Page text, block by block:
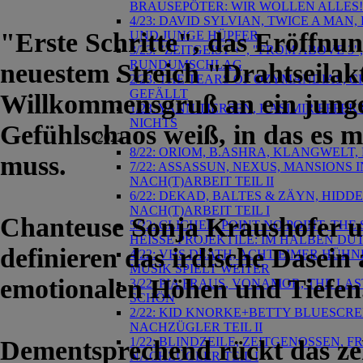
BRAUSEPÖTER: WIR WOLLEN ALLES!
4/23: DAVID SYLVIAN, TWICE A MAN,
UND JUNGE HÜPFER
3/23: "ZEITGEIST +", "FROM ABOVE
RUNDUMSCHLAG
2/23: THE TEARS OF OZYMANDIAS,
GEFÄLLT
1/23: YANN TIERSEN, KASIMIR
NICHTS
2022
8/22: ORIOM, B.ASHRA,
7/22: ASSASSUN, NEXUS,
NACH(T)ARBEIT TEIL II
6/22: DEKAD, BALTES & ZÄYN,
NACH(T)ARBEIT TEIL I
5/22: CLICHEE, POINT NO POINT,
HEISSE PROJEKTILE: IM HALBEN
4/22: VHS DEATH, ACHT EIMER
MUSIK SPIELT WEITER
3/22: PIA FRAUS, VONAMOR, THE
SCHÖN
2/22: KID KNORKE+BETTY
NACHZÜGLER TEIL II
1/22: BLINDZEILE, ZEITGENOSSEN,
NACHZÜGLER TEIL I
"Erste Schritte", das
neuestem Streich
Willkommensgruß an ein
Gefühlschaos weiß, in das es
muss.
Chanteuse Sonja Kraushofer
definieren das irdische
emotionalen Höhen und
Dementsprechend rückt das